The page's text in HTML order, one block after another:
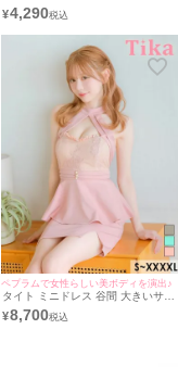
ド キャバドレス (きぃぃりぷ着
¥4,290
ペプラムで女性らしい美ボディを演出♪
タイト ミニドレス 谷間 大きいサイ
ズ レース 大人 上品 スリット ハイ
ネック ストレッチ ホルターネック
¥8,700